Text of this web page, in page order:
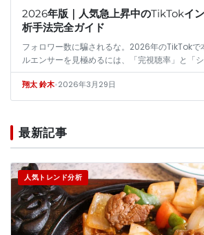
2026年版｜人気急上昇中のTikTokイ
析手法完全ガイド
フォロワー数に騙されるな。2026年のTikTokで
ルエンサーを見極めるには、「完視聴率」と「
標を追え。数百のアカウント分析から導いた、
的…
翔太 鈴木•2026年3月29日
最新記事
人気トレンド分析